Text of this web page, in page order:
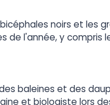
noirs et les
l'année, y compris
baleines et des
et biologiste lors